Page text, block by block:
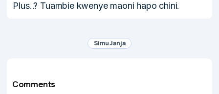
Plus..? Tuambie kwenye maoni hapo chini.
Simu Janja
Comments